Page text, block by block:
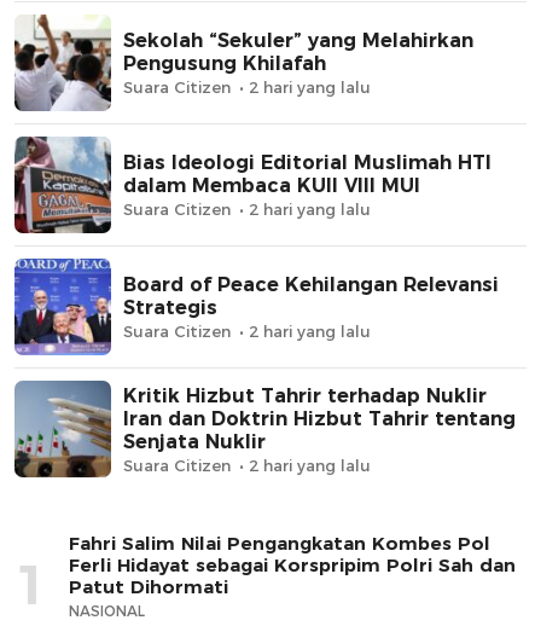
Sekolah “Sekuler” yang Melahirkan
Pengusung Khilafah
Suara Citizen 2 hari yang lalu
Bias Ideologi Editorial Muslimah HTI
dalam Membaca KUII VIII MUI
Suara Citizen 2 hari yang lalu
Board of Peace Kehilangan Relevansi
Strategis
Suara Citizen 2 hari yang lalu
Kritik Hizbut Tahrir terhadap Nuklir
Iran dan Doktrin Hizbut Tahrir tentang
Senjata Nuklir
Suara Citizen 2 hari yang lalu
1
Fahri Salim Nilai Pengangkatan Kombes Pol
Ferli Hidayat sebagai Korspripim Polri Sah dan
Patut Dihormati
NASIONAL